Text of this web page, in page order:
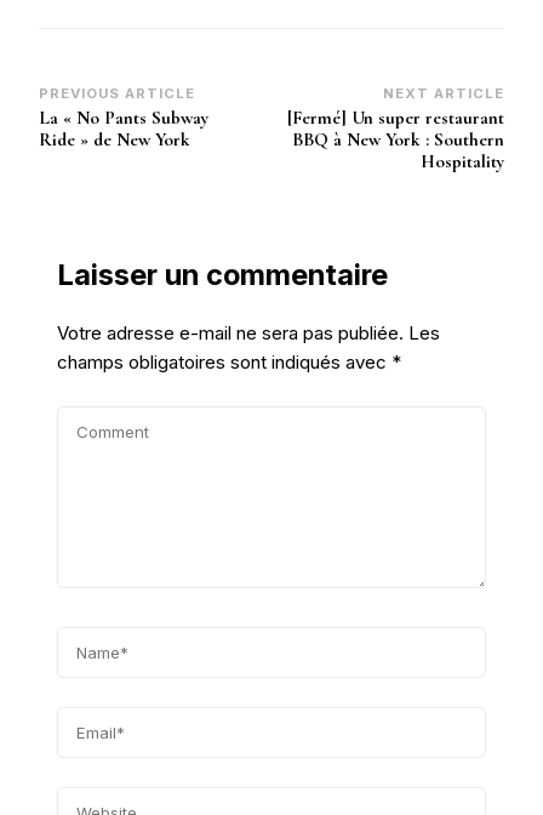
Post
Navigation
PREVIOUS ARTICLE
La « No Pants Subway
Ride » de New York
NEXT ARTICLE
[Fermé] Un super restaurant
BBQ à New York : Southern
Hospitality
Laisser un commentaire
Votre adresse e-mail ne sera pas publiée. Les
champs obligatoires sont indiqués avec *